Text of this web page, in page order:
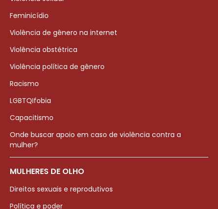
Feminicídio
Violência de gênero na internet
Violência obstétrica
Violência política de gênero
Racismo
LGBTQIfobia
Capacitismo
Onde buscar apoio em caso de violência contra a
mulher?
MULHERES DE OLHO
Direitos sexuais e reprodutivos
Política e poder